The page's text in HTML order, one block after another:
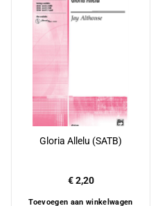
Gloria Allelu (SATB)
€2,20
Toevoegen aan winkelwagen